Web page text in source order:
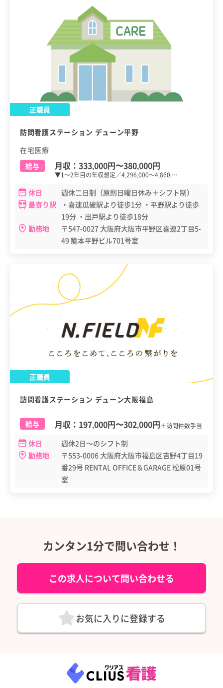
正職員
訪問看護ステーション デューン平野
在宅医療
給与
月収： 333,000円〜380,000円
▼1～2年目の年収想定／4,296,000～4,860,…
休日
週休二日制（原則日曜日休み＋シフト制）
最寄り駅
・喜連瓜破駅より徒歩1分 ・平野駅より徒歩
19分 ・出戸駅より徒歩18分
勤務地
〒547-0027 大阪府大阪市平野区喜連2丁目5-
49 籠本平野ビル701号室
正職員
訪問看護ステーション デューン大阪福島
給与 月収： 197,000円〜302,000円＋訪問件数手当
休日
週休2日～のシフト制
勤務地
〒553-0006 大阪府大阪市福島区吉野4丁目19
番29号 RENTAL OFFICE＆GARAGE 松原01号
室
カンタン1分で問い合わせ！
この求人について問い合わせる
お気に入りに登録する